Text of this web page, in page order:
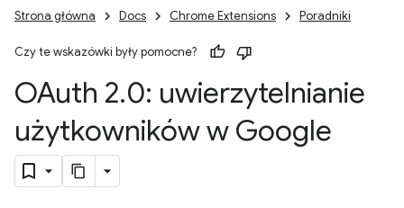
Strona główna Docs Chrome Extensions Poradniki
Czy te wskazówki były pomocne?
OAuth 2.0: uwierzytelnianie
użytkowników w Google